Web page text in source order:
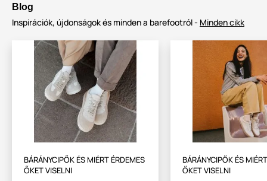
Blog
Inspirációk, újdonságok és minden a barefootról - Minden cikk
BÁRÁNYCIPŐK ÉS MIÉRT ÉRDEMES
ŐKET VISELNI
BÁRÁNYCIPŐK ÉS
ŐKET VISELNI